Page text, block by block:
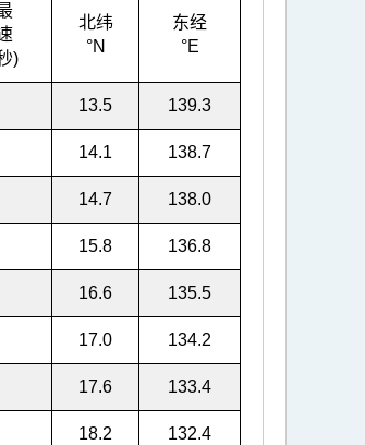
)
北纬
°N
东经
°E
13.5 139.3
14.1 138.7
14.7 138.0
15.8 136.8
16.6 135.5
17.0 134.2
17.6 133.4
18.2 132.4